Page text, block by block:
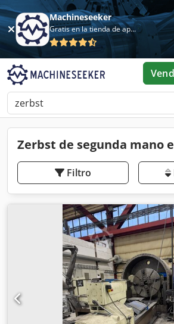
Machineseeker
Gratis en la tienda de aplicaciones
Zerbst de segunda mano
Filtro